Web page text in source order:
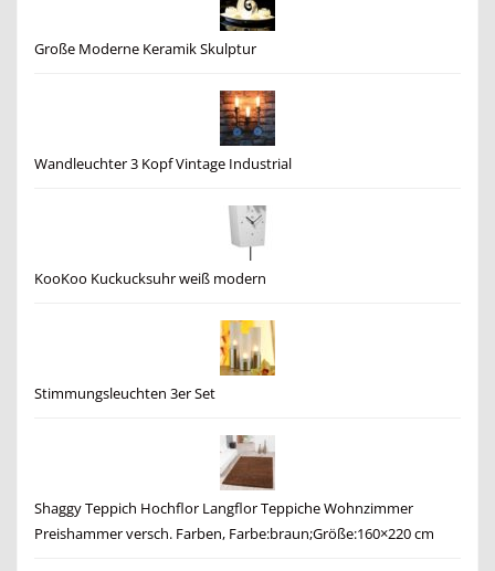
Große Moderne Keramik Skulptur
Wandleuchter 3 Kopf Vintage Industrial
KooKoo Kuckucksuhr weiß modern
Stimmungsleuchten 3er Set
Shaggy Teppich Hochflor Langflor Teppiche Wohnzimmer
Preishammer versch. Farben, Farbe:braun;Größe:160×220 cm